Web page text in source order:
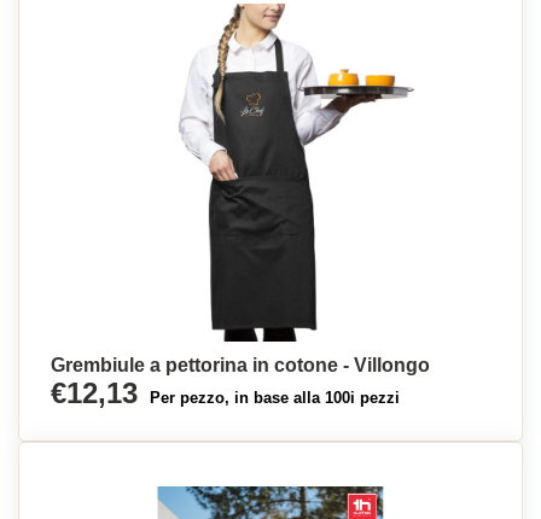
Grembiule a pettorina in cotone - Villongo
€12,13 Per pezzo, in base alla 100i pezzi